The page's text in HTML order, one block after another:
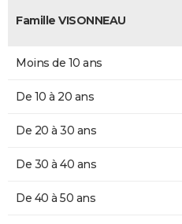
Famille VISONNEAU
Moins de 10 ans
De 10 à 20 ans
De 20 à 30 ans
De 30 à 40 ans
De 40 à 50 ans